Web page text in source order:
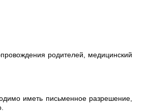
родителей, медицинский
иметь письменное разрешение,